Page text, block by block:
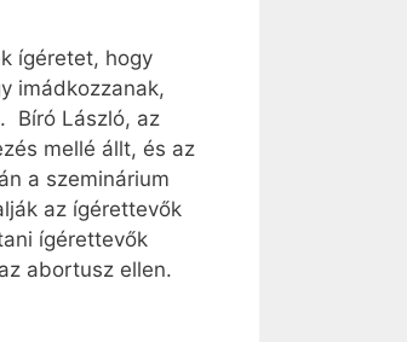
ígéretet, hogy
imádkozzanak,
Bíró László, az
mellé állt, és az
a szeminárium
az ígérettevők
ígérettevők
abortusz ellen.